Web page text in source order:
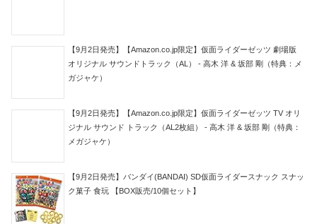
【9月2日発売】【Amazon.co.jp限定】仮面ライダーゼッツ 劇場版
オリジナル サウンドトラック（AL） - 高木 洋 & 坂部 剛（特典：メ
ガジャケ）
【9月2日発売】【Amazon.co.jp限定】仮面ライダーゼッツ TV オリ
ジナル サウンド トラック（AL2枚組） - 高木 洋 & 坂部 剛（特典：
メガジャケ）
【9月2日発売】バンダイ(BANDAI) SD仮面ライダースナック スナッ
ク菓子 食玩 【BOX販売/10個セット】